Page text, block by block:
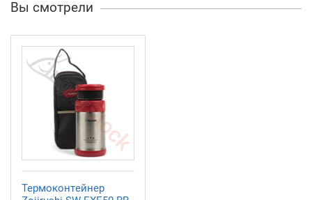
Вы смотрели
Термоконтейнер